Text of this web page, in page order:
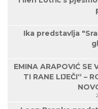
Ika predstavlja
EMINA ARAPOVIĆ SE
TI RANE LIJEČI“ –